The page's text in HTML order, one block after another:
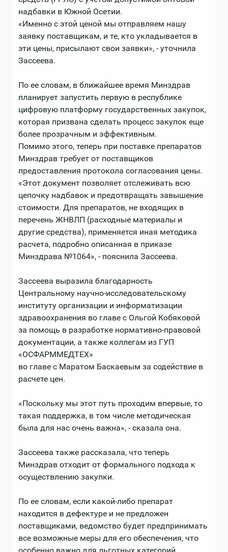
надбавки в Южной Осетии.
«Именно с этой ценой мы отправляем нашу
заявку поставщикам, и те, кто укладывается в
эти цены, присылают свои заявки», - уточнила
Зассеева.
По ее словам, в ближайшее время Минздрав
планирует запустить первую в республике
цифровую платформу государственных закупок,
которая призвана сделать процесс закупок еще
более прозрачным и эффективным.
Помимо этого, теперь при поставке препаратов
Минздрав требует от поставщиков
предоставления протокола согласования цены.
«Этот документ позволяет отслеживать всю
цепочку надбавок и предотвращать завышение
стоимости. Для препаратов, не входящих в
перечень ЖНВЛП (расходные материалы и
другие средства), применяется иная методика
расчета, подробно описанная в приказе
Минздрава №1064», - пояснила Зассеева.
Зассеева выразила благодарность
Центральному научно-исследовательскому
институту организации и информатизации
здравоохранения во главе с Ольгой Кобяковой
за помощь в разработке нормативно-правовой
документации, а также коллегам из ГУП
«ОСФАРММЕДТЕХ»
во главе с Маратом Баскаевым за содействие в
расчете цен.
«Поскольку мы этот путь проходим впервые, то
такая поддержка, в том числе методическая
была для нас очень важна», - сказала она.
Зассеева также рассказала, что теперь
Минздрав отходит от формального подхода к
осуществлению закупки.
По ее словам, если какой-либо препарат
находится в дефектуре и не предложен
поставщиками, ведомство будет предпринимать
все возможные меры для его обеспечения, что